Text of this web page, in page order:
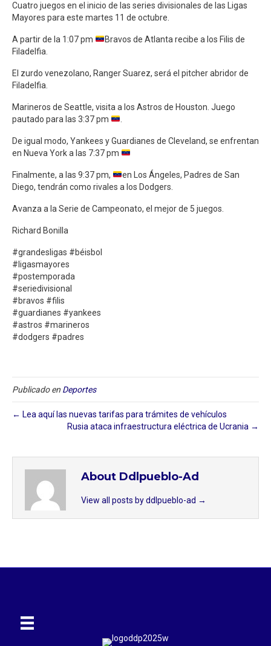
Cuatro juegos en el inicio de las series divisionales de las Ligas
Mayores para este martes 11 de octubre.
A partir de la 1:07 pm
Bravos de Atlanta recibe a los Filis de
Filadelfia.
El zurdo venezolano, Ranger Suarez, será el pitcher abridor de
Filadelfia.
Marineros de Seattle, visita a los Astros de Houston. Juego
pautado para las 3:37 pm
De igual modo, Yankees y Guardianes de Cleveland, se enfrentan
en Nueva York a las 7:37 pm
Finalmente, a las 9:37 pm,
en Los Ángeles, Padres de San
Diego, tendrán como rivales a los Dodgers.
Avanza a la Serie de Campeonato, el mejor de 5 juegos.
Richard Bonilla
#grandesligas #béisbol
#ligasmayores
#postemporada
#seriedivisional
#bravos #filis
#guardianes #yankees
#astros #marineros
#dodgers #padres
Publicado en Deportes
← Lea aquí las nuevas tarifas para trámites de vehículos
Rusia ataca infraestructura eléctrica de Ucrania →
About Ddlpueblo-Ad
View all posts by ddlpueblo-ad →